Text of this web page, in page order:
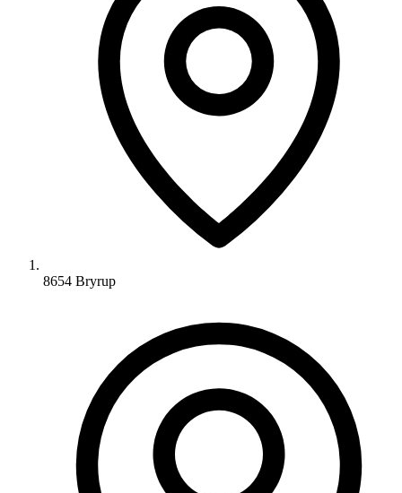
8654 Bryrup